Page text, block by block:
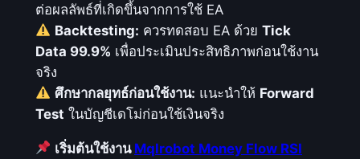
ต่อผลลัพธ์ที่เกิดขึ้นจากการใช้ EA
Backtesting: ควรทดสอบ EA ด้วย Tick
Data 99.9% เพื่อประเมินประสิทธิภาพก่อนใช้งาน
จริง
ศึกษากลยุทธ์ก่อนใช้งาน: แนะนำให้ Forward
Test ในบัญชีเดโม่ก่อนใช้เงินจริง
เริ่มต้นใช้งาน Mqlrobot Money Flow RSI